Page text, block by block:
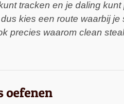
tracken en je daling kunt
kies een route waarbij je
precies waarom clean
oefenen